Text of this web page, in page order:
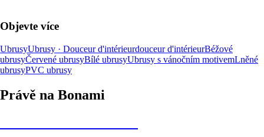
Objevte více
UbrusyUbrusy · Douceur d'intérieurdouceur d'intérieurBéžové
ubrusyČervené ubrusyBílé ubrusyUbrusy s vánočním motivemLněné
ubrusyPVC ubrusy
Právě na Bonami